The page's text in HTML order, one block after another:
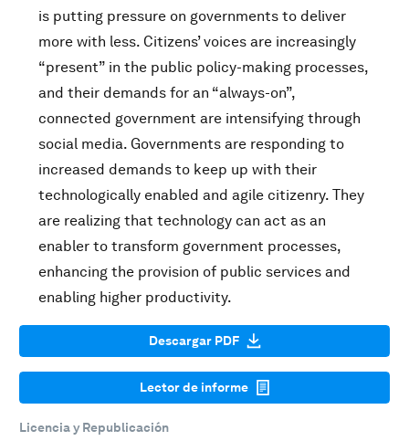
is putting pressure on governments to deliver
more with less. Citizens’ voices are increasingly
“present” in the public policy-making processes,
and their demands for an “always-on”,
connected government are intensifying through
social media. Governments are responding to
increased demands to keep up with their
technologically enabled and agile citizenry. They
are realizing that technology can act as an
enabler to transform government processes,
enhancing the provision of public services and
enabling higher productivity.
Descargar PDF
Lector de informe
Licencia y Republicación